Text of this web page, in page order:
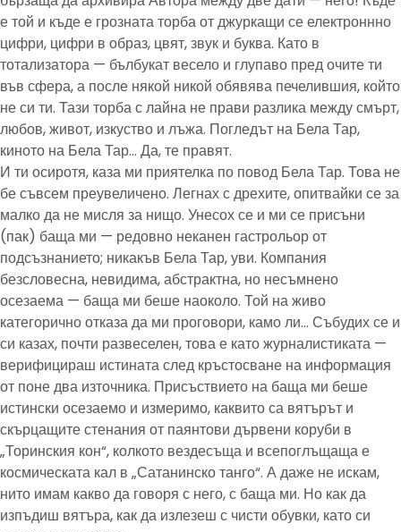
е той и къде е грозната торба от джуркащи се електроннно
цифри, цифри в образ, цвят, звук и буква. Като в
тотализатора — бълбукат весело и глупаво пред очите ти
във сфера, а после някой никой обявява печелившия, който
не си ти. Тази торба с лайна не прави разлика между смърт,
любов, живот, изкуство и лъжа. Погледът на Бела Тар,
киното на Бела Тар… Да, те правят.
И ти осиротя, каза ми приятелка по повод Бела Тар. Това не
бе съвсем преувеличено. Легнах с дрехите, опитвайки се за
малко да не мисля за нищо. Унесох се и ми се присъни
(пак) баща ми — редовно неканен гастрольор от
подсъзнанието; никакъв Бела Тар, уви. Компания
безсловесна, невидима, абстрактна, но несъмнено
осезаема — баща ми беше наоколо. Той на живо
категорично отказа да ми проговори, камо ли… Събудих се и
си казах, почти развеселен, това е като журналистиката —
верифицираш истината след кръстосване на информация
от поне два източника. Присъствието на баща ми беше
истински осезаемо и измеримо, каквито са вятърът и
скърцащите стенания от паянтови дървени коруби в
„Торинския кон“, колкото вездесъща и всепоглъщаща е
космическата кал в „Сатанинско танго“. А даже не искам,
нито имам какво да говоря с него, с баща ми. Но как да
изпъдиш вятъра, как да излезеш с чисти обувки, като си